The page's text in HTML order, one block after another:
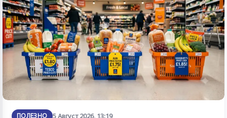
ПОЛЕЗНО 5 Август 2026, 13:19